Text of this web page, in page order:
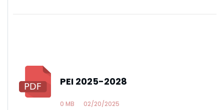
PEI 2025-2028
0 MB 02/20/2025